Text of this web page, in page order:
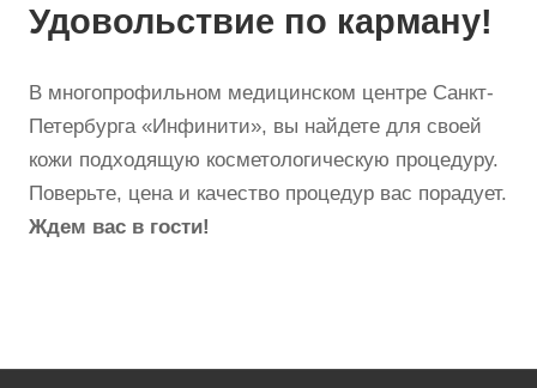
Удовольствие по карману!
В многопрофильном медицинском центре Санкт-
Петербурга «Инфинити», вы найдете для своей
кожи подходящую косметологическую процедуру.
Поверьте, цена и качество процедур вас порадует.
Ждем вас в гости!